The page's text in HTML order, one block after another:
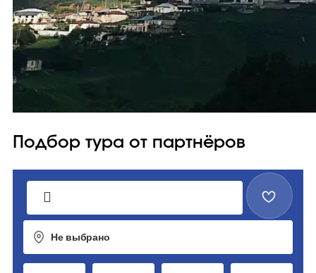
Подбор тура от партнёров
Не выбрано